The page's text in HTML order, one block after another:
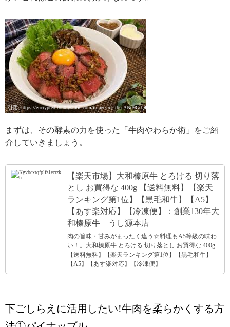
まずは、その酵素の力を使った「牛肉やわらか術」をご紹
介していきましょう。
【楽天市場】大和榛原牛 とろける 切り落
とし お買得な 400g 【送料無料】【楽天
ランキング第1位】【黒毛和牛】【A5】
【あす楽対応】【冷凍便】：創業130年大
和榛原牛 うし源本店
肉の旨味・甘みがまったく違う☆料理もA5等級の味わ
い！。大和榛原牛 とろける 切り落とし お買得な 400g
【送料無料】【楽天ランキング第1位】【黒毛和牛】
【A5】【あす楽対応】【冷凍便】
下ごしらえに活用したい!牛肉を柔らかくする方